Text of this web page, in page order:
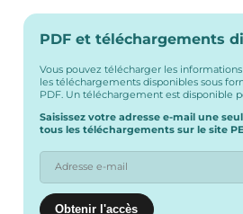
PDF et téléchargements
Vous pouvez télécharger les
les téléchargements disponibles sous
PDF. Un téléchargement est disponible
Saisissez votre adresse e-mail une
tous les téléchargements sur le site